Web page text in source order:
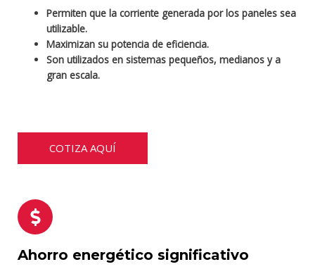
Permiten que la corriente generada por los paneles sea
utilizable.
Maximizan su potencia de eficiencia.
Son utilizados en sistemas pequeños, medianos y a
gran escala.
COTIZA AQUÍ
Ahorro energético significativo